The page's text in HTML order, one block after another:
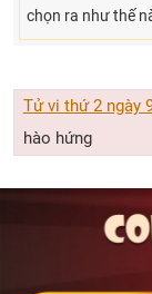
chọn ra như thế
Tử vi thứ 2 ngày
hào hứng